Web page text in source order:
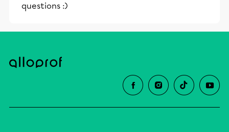
éducative.
questions :)